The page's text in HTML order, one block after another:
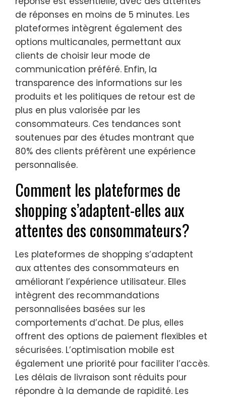
de réponses en moins de 5 minutes. Les
plateformes intègrent également des
options multicanales, permettant aux
clients de choisir leur mode de
communication préféré. Enfin, la
transparence des informations sur les
produits et les politiques de retour est de
plus en plus valorisée par les
consommateurs. Ces tendances sont
soutenues par des études montrant que
80% des clients préfèrent une expérience
personnalisée.
Comment les plateformes de
shopping s’adaptent-elles aux
attentes des consommateurs?
Les plateformes de shopping s’adaptent
aux attentes des consommateurs en
améliorant l’expérience utilisateur. Elles
intègrent des recommandations
personnalisées basées sur les
comportements d’achat. De plus, elles
offrent des options de paiement flexibles et
sécurisées. L’optimisation mobile est
également une priorité pour faciliter l’accès.
Les délais de livraison sont réduits pour
répondre à la demande de rapidité. Les